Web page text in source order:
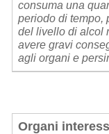
consuma una
periodo di tempo,
del livello di alcol
avere gravi
agli organi e
Organi